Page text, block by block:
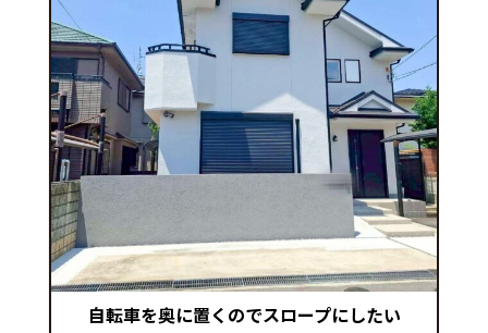
自転車を奥に置くのでスロープにしたい